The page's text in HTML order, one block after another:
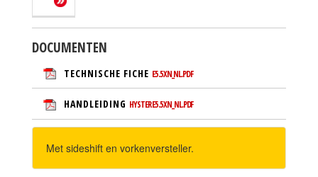
DOCUMENTEN
TECHNISCHE FICHE E5.5XN_NL.PDF
HANDLEIDING HYSTER E5.5XN_NL.PDF
Met sideshift en vorkenversteller.